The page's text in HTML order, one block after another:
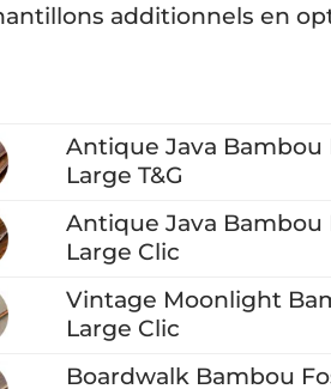
additionnels en
Antique Java Bambou
Large T&G
Antique Java Bambou
Large Clic
Vintage Moonlight
Large Clic
Boardwalk Bambou